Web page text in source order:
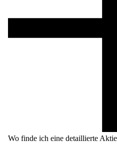
Wo finde ich eine detaillierte